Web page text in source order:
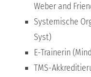
Weber and
Systemische
Syst)
E-Trainerin
TMS-